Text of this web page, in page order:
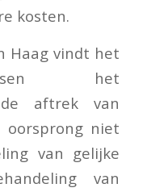
kosten.
Haag vindt het
het
aftrek van
oorsprong niet
van gelijke
van